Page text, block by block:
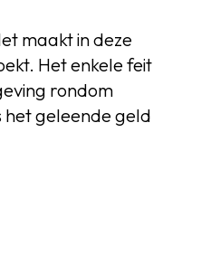
maakt in deze
Het enkele feit
rondom
het geleende geld